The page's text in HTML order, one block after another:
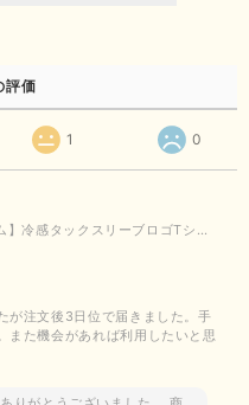
評価
1 0
【QTUME／クチューム】冷感タックスリーブロゴTシャツ（ライトグレー）
が注文後3日位で届きました。手
また機会があれば利用したいと思